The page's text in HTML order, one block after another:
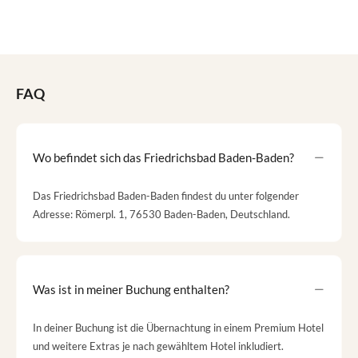
FAQ
Wo befindet sich das Friedrichsbad Baden-Baden?
Das Friedrichsbad Baden-Baden findest du unter folgender
Adresse: Römerpl. 1, 76530 Baden-Baden, Deutschland.
Was ist in meiner Buchung enthalten?
In deiner Buchung ist die Übernachtung in einem Premium Hotel
und weitere Extras je nach gewähltem Hotel inkludiert.